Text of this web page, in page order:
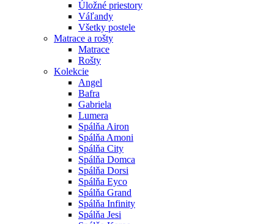
Úložné priestory
Váľandy
Všetky postele
Matrace a rošty
Matrace
Rošty
Kolekcie
Angel
Bafra
Gabriela
Lumera
Spálňa Airon
Spálňa Amoni
Spálňa City
Spálňa Domca
Spálňa Dorsi
Spálňa Eyco
Spálňa Grand
Spálňa Infinity
Spálňa Jesi